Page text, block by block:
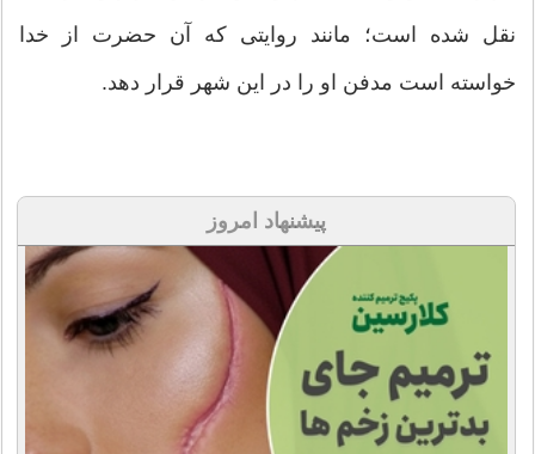
نقل شده است؛ مانند روایتی که آن حضرت از خدا
خواسته است مدفن او را در این شهر قرار دهد.
پیشنهاد امروز